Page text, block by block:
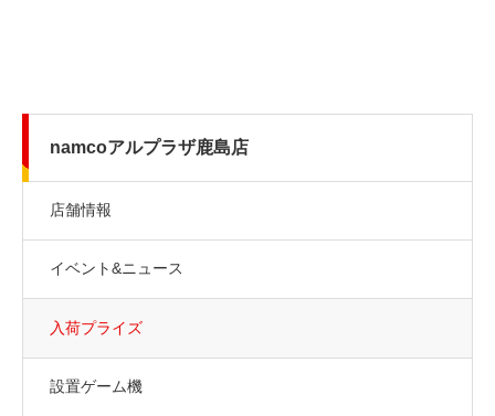
namcoアルプラザ鹿島店
店舗情報
イベント&ニュース
入荷プライズ
設置ゲーム機